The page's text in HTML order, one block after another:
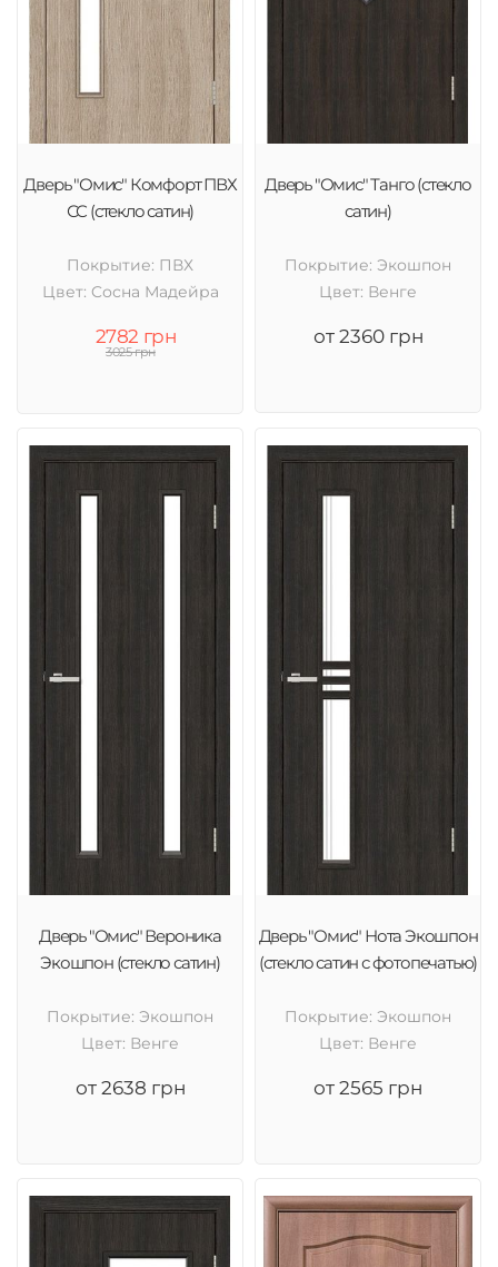
Дверь "Омис" Комфорт ПВХ
СС (стекло сатин)
Покрытие: ПВХ
Цвет: Cосна Мадейра
2782 грн
3025 грн
Дверь "Омис" Танго (стекло
сатин)
Покрытие: Экошпон
Цвет: Венге
от 2360 грн
Дверь "Омис" Вероника
Экошпон (стекло сатин)
Покрытие: Экошпон
Цвет: Венге
от 2638 грн
Дверь "Омис" Нота Экошпон
(стекло сатин с фотопечатью)
Покрытие: Экошпон
Цвет: Венге
от 2565 грн